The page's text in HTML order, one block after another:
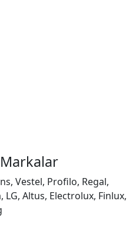
Vestel, Profilo, Regal,
Altus, Electrolux, Finlux,